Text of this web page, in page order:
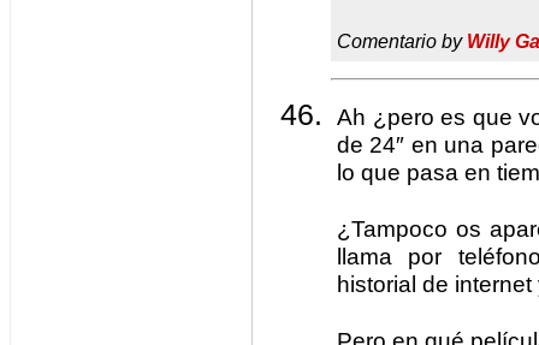
Comentario by Willy
Ah ¿pero es que
de 24″ en una
lo que pasa en
¿Tampoco os
llama por
historial de